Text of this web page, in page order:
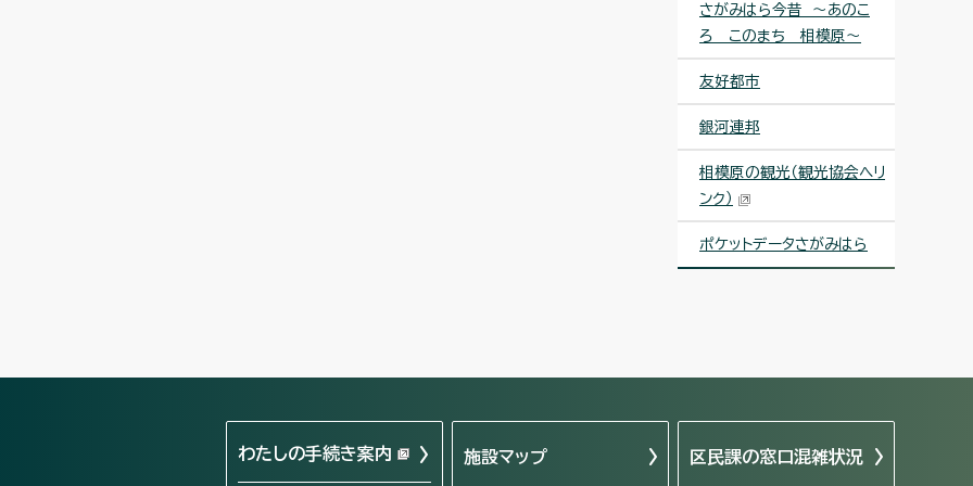
さがみはら今昔 ～あのこ
ろ このまち 相模原～
友好都市
銀河連邦
相模原の観光（観光協会へリ
ンク）
ポケットデータさがみはら
わたしの手続き案内 施設マップ 区民課の窓口混雑状況